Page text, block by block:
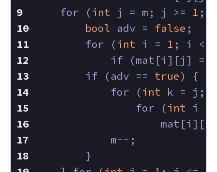
for (int j = m; j >= 1 ;
bool adv = false ;
for (int i = 1 ; i <=
if (mat[i][j]
if (adv == true) {
for (int k = j; k
for (int i
            m--;
        }